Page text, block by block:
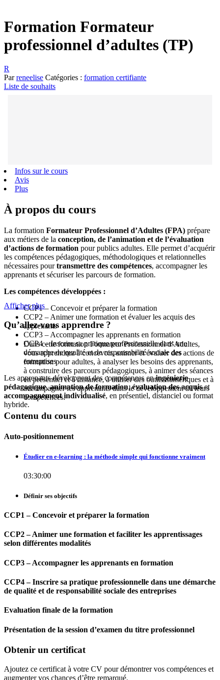
Formation Formateur
professionnel d’adultes (TP)
R
Parreneelise Catégories : formation certifiante
Liste de souhaits
Infos sur le cours
Avis
Plus
À propos du cours
La formation Formateur Professionnel d’Adultes (FPA) prépare
aux métiers de la conception, de l’animation et de l’évaluation
d’actions de formation pour publics adultes. Elle permet d’acquérir
les compétences pédagogiques, méthodologiques et relationnelles
nécessaires pourtransmettre des compétences, accompagner les
apprenants et sécuriser les parcours de formation.
Les compétences développées :
CCP1 – Concevoir et préparer la formation
CCP2 – Animer une formation et évaluer les acquis des
apprenants
CCP3 – Accompagner les apprenants en formation
CCP4 – Inscrire sa pratique professionnelle dans une
démarche de qualité et de responsabilité sociale des
entreprises
Les apprenants développent des compétences eningénierie
pédagogique,animation de formation,évaluation des acquiset
accompagnement individualisé, en présentiel, distanciel ou format
hybride.
Afficher plus
Qu’allez-vous apprendre ?
Dans cette formation Formateur Professionnel d’Adultes,
vous apprendrez à concevoir, animer et évaluer des actions de
formation pour adultes, à analyser les besoins des apprenants,
à construire des parcours pédagogiques, à animer des séances
en présentiel et à distance, à utiliser des outils numériques et à
accompagner les apprenants dans le développement de leurs
compétences.
Contenu du cours
Auto-positionnement
Étudier en e-learning : la méthode simple qui fonctionne vraiment
03:30:00
Définir ses objectifs
CCP1 – Concevoir et préparer la formation
CCP2 – Animer une formation et faciliter les apprentissages
selon différentes modalités
CCP3 – Accompagner les apprenants en formation
CCP4 – Inscrire sa pratique professionnelle dans une démarche
de qualité et de responsabilité sociale des entreprises
Evaluation finale de la formation
Présentation de la session d’examen du titre professionnel
Obtenir un certificat
Ajoutez ce certificat à votre CV pour démontrer vos compétences et
augmenter vos chances d’être remarqué.